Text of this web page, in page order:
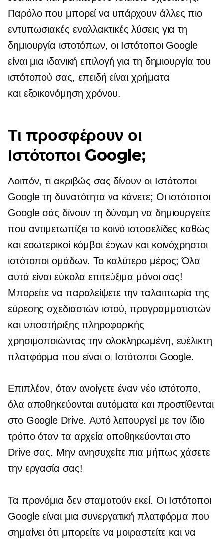
Παρόλο που μπορεί να υπάρχουν άλλες πιο
εντυπωσιακές εναλλακτικές λύσεις για τη
δημιουργία ιστοτόπων, οι Ιστότοποι Google
είναι μια ιδανική επιλογή για τη δημιουργία του
ιστότοπού σας, επειδή είναι χρήματα
και εξοικονόμηση χρόνου.
Τι προσφέρουν οι
Ιστότοποι Google;
Λοιπόν, τι ακριβώς σας δίνουν οι Ιστότοποι
Google τη δυνατότητα να κάνετε; Οι ιστότοποι
Google σάς δίνουν τη δύναμη να δημιουργείτε
που αντιμετωπίζει το κοινό ιστοσελίδες καθώς
και εσωτερικοί κόμβοι έργων και κοινόχρηστοι
ιστότοποι ομάδων. Το καλύτερο μέρος; Όλα
αυτά είναι εύκολα επιτεύξιμα μόνοι σας!
Μπορείτε να παραλείψετε την ταλαιπωρία της
εύρεσης σχεδιαστών ιστού, προγραμματιστών
και υποστήριξης πληροφορικής
χρησιμοποιώντας την ολοκληρωμένη, ευέλικτη
πλατφόρμα που είναι οι Ιστότοποι Google.
Επιπλέον, όταν ανοίγετε έναν νέο ιστότοπο,
όλα αποθηκεύονται αυτόματα και προστίθενται
στο Google Drive. Αυτό λειτουργεί με τον ίδιο
τρόπο όταν τα αρχεία αποθηκεύονται στο
Drive σας. Μην ανησυχείτε πια μήπως χάσετε
την εργασία σας!
Τα προνόμια δεν σταματούν εκεί. Οι Ιστότοποι
Google είναι μια συνεργατική πλατφόρμα που
σημαίνει ότι μπορείτε να μοιραστείτε και να